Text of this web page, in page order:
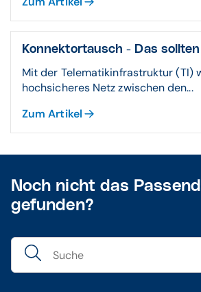
erneut anpassen.
Konnektortausch - Das
Mit der Telematikinfrastruktur (TI)
hochsicheres Netz zwischen den...
Zum Artikel
Noch nicht das
gefunden?